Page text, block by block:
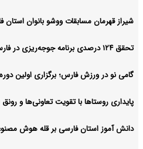
شیراز قهرمان مسابقات ووشو بانوان
تحقق ۱۲۴ درصدی برنامه جوجه‌ریزی در فارس برای تأمین مرغ
گامی نو در ورزش فارس؛ برگزاری اولین
پایداری روستاها با تقویت تعاونی‌ها و
دانش آموز استان فارسی بر قله هوش